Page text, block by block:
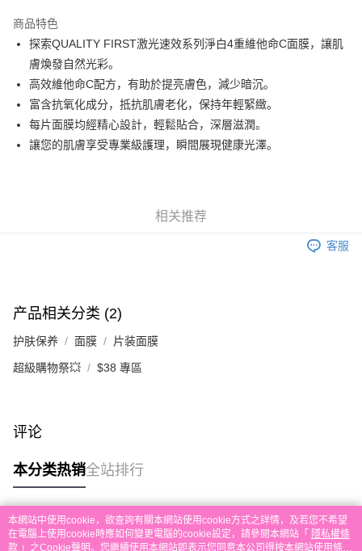
AlipayHK
PayMe
WeChat Pay
其他转移资金的方式
相关说明
本地配送
每笔HK$30.00，满HK$580.00(含以上)免运费
门市自取
其他地区配送
商品特色
探索QUALITY FIRST激光速效系列淨白4重維他命C面膜，讓肌
膚煥發自然光彩。
高效維他命C配方，有助於提亮膚色，減少暗沉。
富含抗氧化成分，抵抗肌膚老化，保持年輕緊緻。
每片面膜均經精心設計，輕鬆貼合，深層滋潤。
讓您的肌膚享受專業級護理，瞬間展現健康光澤。
相关推荐
客服
产品相关分类 (2)
护肤保养 面膜 片装面膜
超級購物祭💥 $38 專區
评论
本分类热销全站排行
热门标签
本網站中使用cookie，欲查詢有關本網站使用cookie方式之詳情，及若您不希望
在電腦上使用cookie時應如何變更電腦的cookie設定，請參閱本網站「 隱私權條
款 」之Cookie聲明。您繼續使用本網站即表示您同意本公司得按本網站使用條款